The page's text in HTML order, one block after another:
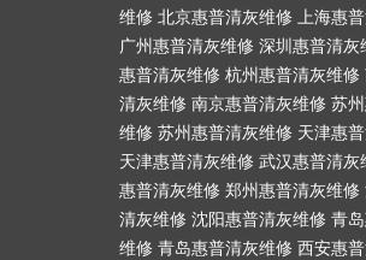
维修 北京惠普清灰维修 上海惠
广州惠普清灰维修 深圳惠普清灰
惠普清灰维修 杭州惠普清灰维修
清灰维修 南京惠普清灰维修 苏
维修 苏州惠普清灰维修 天津惠
天津惠普清灰维修 武汉惠普清灰
惠普清灰维修 郑州惠普清灰维修
清灰维修 沈阳惠普清灰维修 青
维修 青岛惠普清灰维修 西安惠